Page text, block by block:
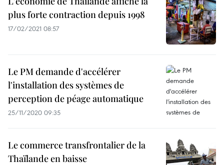
plus forte contraction depuis 1998
17/02/2021 08:57
Le PM demande d'accélérer
l'installation des systèmes de
perception de péage automatique
25/11/2020 09:35
Le commerce transfrontalier de la
Thaïlande en baisse